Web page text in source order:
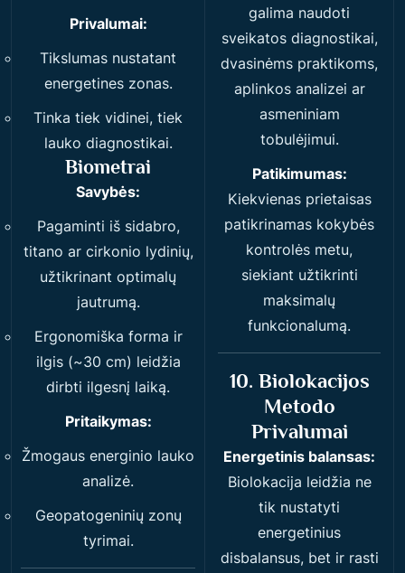
Privalumai:
Tikslumas nustatant
energetines zonas.
Tinka tiek vidinei, tiek
lauko diagnostikai.
Biometrai
Savybės:
Pagaminti iš sidabro,
titano ar cirkonio lydinių,
užtikrinant optimalų
jautrumą.
Ergonomiška forma ir
ilgis (~30 cm) leidžia
dirbti ilgesnį laiką.
Pritaikymas:
Žmogaus energinio lauko
analizė.
Geopatogeninių zonų
tyrimai.
galima naudoti
sveikatos diagnostikai,
dvasinėms praktikoms,
aplinkos analizei ar
asmeniniam
tobulėjimui.
Patikimumas:
Kiekvienas prietaisas
patikrinamas kokybės
kontrolės metu,
siekiant užtikrinti
maksimalų
funkcionalumą.
10. Biolokacijos
Metodo
Privalumai
Energetinis balansas:
Biolokacija leidžia ne
tik nustatyti
energetinius
disbalansus, bet ir rasti